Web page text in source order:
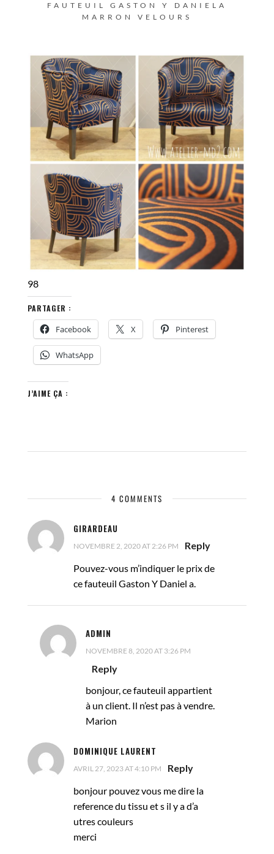
FAUTEUIL
GASTON Y DANIELA
MARRON
VELOURS
98
PARTAGER :
Facebook X Pinterest
WhatsApp
J’AIME ÇA :
4 COMMENTS
GIRARDEAU
NOVEMBRE 2, 2020 AT 2:26 PM
Reply
Pouvez-vous m’indiquer le prix de
ce fauteuil Gaston Y Daniel a.
ADMIN
NOVEMBRE 8, 2020 AT 3:26 PM
Reply
bonjour, ce fauteuil appartient
à un client. Il n’est pas à vendre.
Marion
DOMINIQUE LAURENT
AVRIL 27, 2023 AT 4:10 PM
Reply
bonjour pouvez vous me dire la
reference du tissu et s il y a d’a
utres couleurs
merci